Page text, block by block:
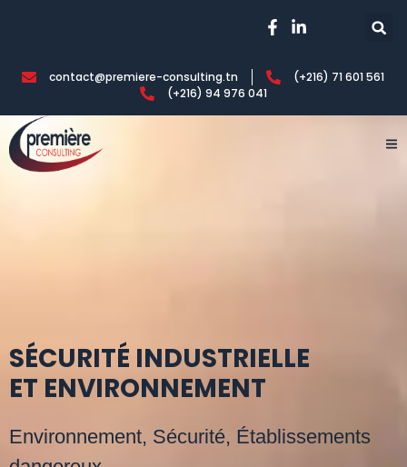
contact@premiere-consulting.tn
(+216) 71 601 561
(+216) 94 976 041
Première consulting
SÉCURITÉ INDUSTRIELLE
ET ENVIRONNEMENT
Environnement, Sécurité, Établissements